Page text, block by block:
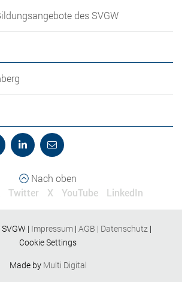
des SVGW
Nach oben
Twitter X YouTube LinkedIn
| Impressum | AGB | Datenschutz |
Cookie Settings
Made by Multi Digital